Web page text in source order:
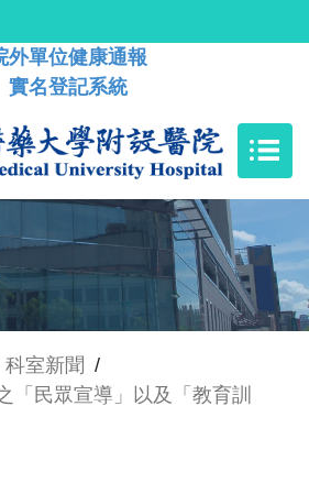
外單位健康通報
實名登記系統
科室新聞 /
「民眾宣導」以及「教育訓